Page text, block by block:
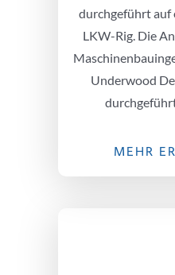
durchgeführt auf
LKW-Rig. Die
Underwood
MEHR